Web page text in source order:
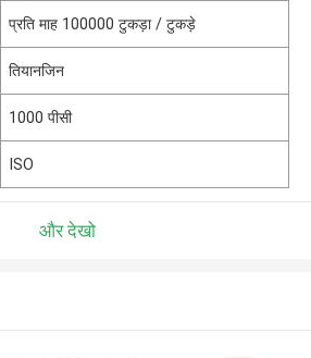
प्रति माह 100000 टुकड़ा / टुकड़े
तियानजिन
1000 पीसी
ISO
और देखो